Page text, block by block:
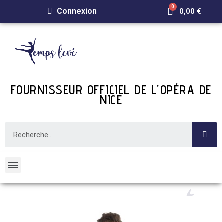
Connexion 0,00 €
FOURNISSEUR OFFICIEL DE L'OPÉRA DE
NICE